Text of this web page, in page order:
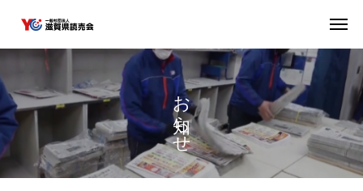
お
ら
せ